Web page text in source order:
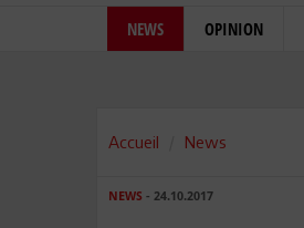
NEWS OPINION
Accueil News
NEWS - 24.10.2017